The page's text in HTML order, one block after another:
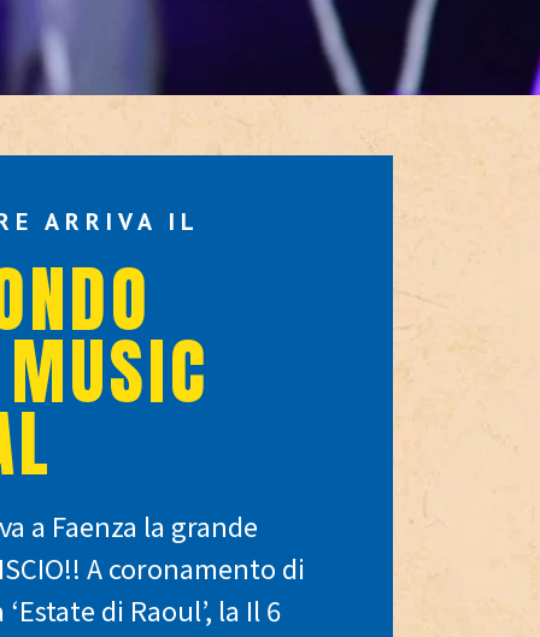
ARRIVA IL
a Faenza la grande
A coronamento di
di Raoul’, la Il 6